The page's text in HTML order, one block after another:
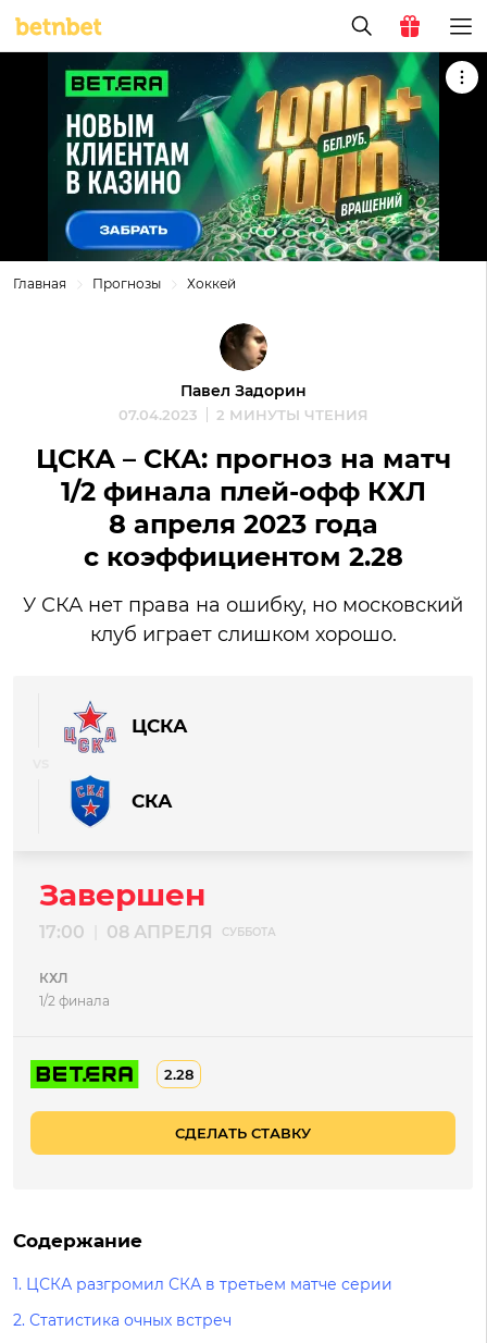
Главная Прогнозы Хоккей
Павел Задорин
07.04.2023 2 МИНУТЫ ЧТЕНИЯ
ЦСКА – СКА: прогноз на матч
1/2 финала плей-офф КХЛ
8 апреля 2023 года
с коэффициентом 2.28
У СКА нет права на ошибку, но московский
клуб играет слишком хорошо.
ЦСКА
СКА
Завершен
17:00 08 АПРЕЛЯ СУББОТА
КХЛ
1/2 финала
2.28
СДЕЛАТЬ СТАВКУ
Содержание
1. ЦСКА разгромил СКА в третьем матче серии
2. Статистика очных встреч